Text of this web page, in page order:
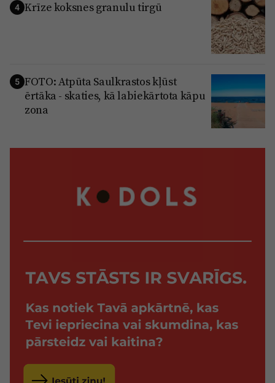
4 Krīze koksnes granulu tirgū
5 FOTO: Atpūta Saulkrastos kļūst
ērtāka - skaties, kā labiekārtota kāpu
zona